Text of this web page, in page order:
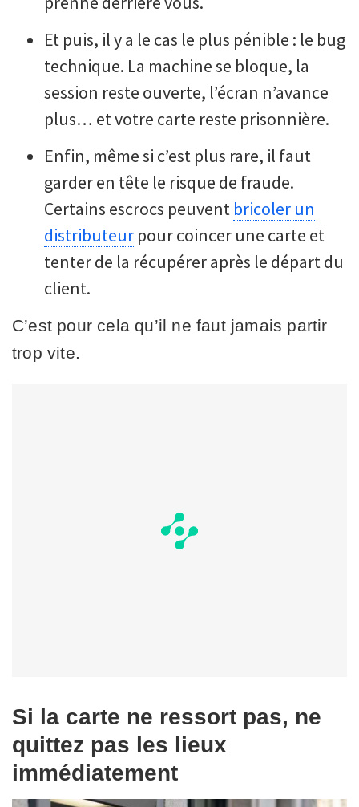
Et puis, il y a le cas le plus pénible : le bug
technique. La machine se bloque, la
session reste ouverte, l’écran n’avance
plus… et votre carte reste prisonnière.
Enfin, même si c’est plus rare, il faut
garder en tête le risque de fraude.
Certains escrocs peuvent bricoler un
distributeur pour coincer une carte et
tenter de la récupérer après le départ du
client.
C’est pour cela qu’il ne faut jamais partir
trop vite.
Si la carte ne ressort pas, ne
quittez pas les lieux
immédiatement